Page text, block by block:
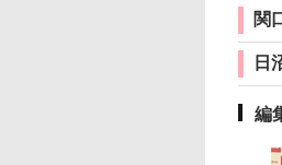
関
日
編